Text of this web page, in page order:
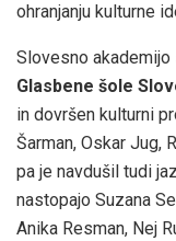
ohranjanju kulturne
Slovesno
Glasbene šole
in dovršen kulturni
Šarman, Oskar Jug,
pa je navdušil tudi
nastopajo Suzana
Anika Resman, Nej